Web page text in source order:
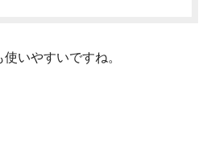
いやすいですね。